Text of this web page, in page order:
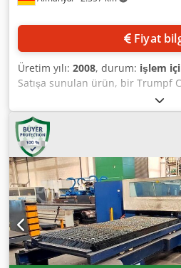
Fiyat
Üretim yılı: 2008, durum: işlem
Satışa sunulan ürün, bir Trumpf
makinesidir. Çalışma alanı X/Y:
hareket mesafesi: 115mm, lazer
malzeme kalınlığı (çelik/
25mm/20mm/12mm, çalışma
lazer çalışma saati: yaklaşık
bileşenler yenilenmiştir: 2024
yılında güç tüpü ve 2016
boyutlar X/Y/Z: yaklaşık
ağırlık: yaklaşık 12 ton. Yerinde
Dkjdpfx Afszrhg Hsgsr